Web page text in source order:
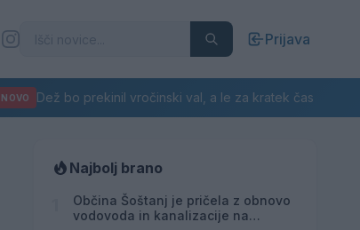
Prijava
NOVO Dež bo prekinil vročinski val, a le za kratek čas
Najbolj brano
Občina Šoštanj je pričela z obnovo
vodovoda in kanalizacije na